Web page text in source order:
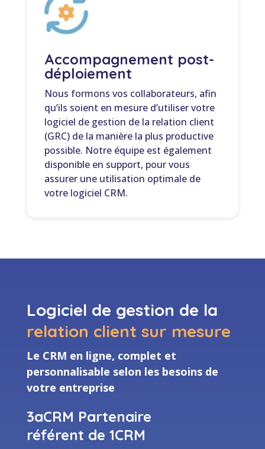
Accompagnement post-
déploiement
Nous formons vos collaborateurs, afin
qu’ils soient en mesure d’utiliser votre
logiciel de gestion de la relation client
(GRC) de la manière la plus productive
possible. Notre équipe est également
disponible en support, pour vous
assurer une utilisation optimale de
votre logiciel CRM.
Logiciel de gestion de la
relation client sur mesure
Le CRM en ligne, complet et
personnalisable selon les besoins de
votre entreprise
3aCRM Partenaire
référent de 1CRM